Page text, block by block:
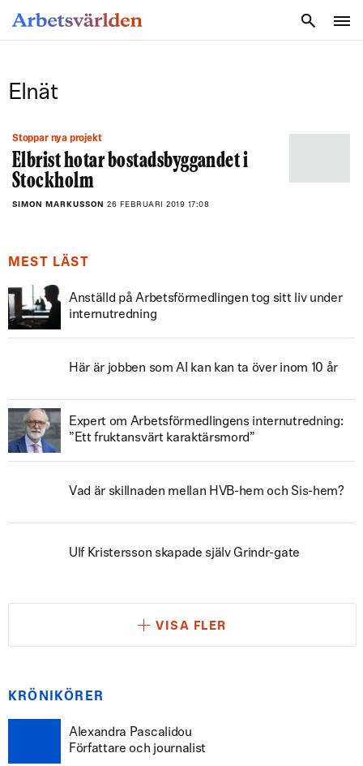
Elnät
Stoppar nya projekt
Elbrist hotar bostadsbyggandet i
Stockholm
SIMON MARKUSSON 26 FEBRUARI 2019 17:08
MEST LÄST
Anställd på Arbetsförmedlingen tog sitt liv under
internutredning
Här är jobben som AI kan kan ta över inom 10 år
Expert om Arbetsförmedlingens internutredning:
”Ett fruktansvärt karaktärsmord”
Vad är skillnaden mellan HVB-hem och Sis-hem?
Ulf Kristersson skapade själv Grindr-gate
VISA FLER
KRÖNIKÖRER
Alexandra Pascalidou
Författare och journalist